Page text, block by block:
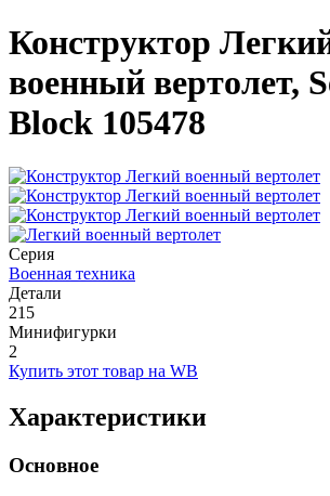
Конструктор
военный вертолет,
Block 105478
Серия
Военная техника
Детали
215
Минифигурки
2
Купить этот товар на WB
Характеристики
Основное